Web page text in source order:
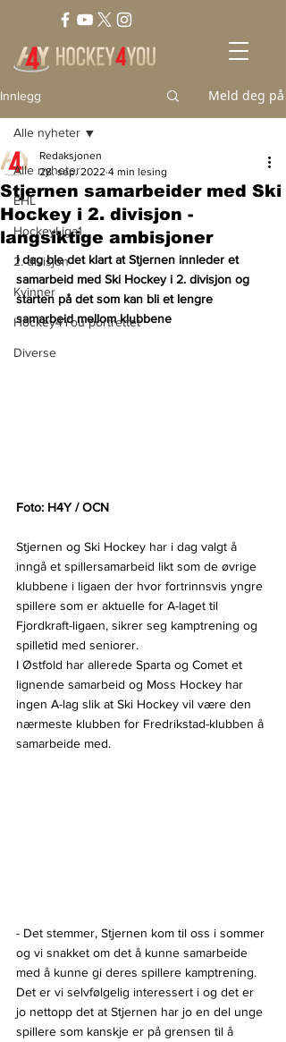
Innlegg Meld deg på
Alle nyheter
EHL
HockeyLiga1
2. divisjon
Kvinner
Hockey4You portrettet
Diverse
Alle nyheter
Stjernen samarbeider med Ski
Hockey i 2. divisjon -
langsiktige ambisjoner
Redaksjonen
28. sep. 2022 4 min lesing
I dag ble det klart at Stjernen innleder et
samarbeid med Ski Hockey i 2. divisjon og
starten på det som kan bli et lengre
samarbeid mellom klubbene
Foto: H4Y / OCN
Stjernen og Ski Hockey har i dag valgt å
inngå et spillersamarbeid likt som de øvrige
klubbene i ligaen der hvor fortrinnsvis yngre
spillere som er aktuelle for A-laget til
Fjordkraft-ligaen, sikrer seg kamptrening og
spilletid med seniorer.
I Østfold har allerede Sparta og Comet et
lignende samarbeid og Moss Hockey har
ingen A-lag slik at Ski Hockey vil være den
nærmeste klubben for Fredrikstad-klubben å
samarbeide med.
- Det stemmer, Stjernen kom til oss i sommer
og vi snakket om det å kunne samarbeide
med å kunne gi deres spillere kamptrening.
Det er vi selvfølgelig interessert i og det er
jo nettopp det at Stjernen har jo en del unge
spillere som kanskje er på grensen til å